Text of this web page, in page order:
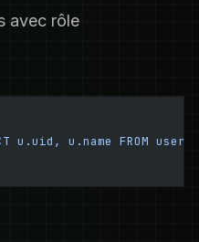
avec rôle
u.uid, u.name FROM